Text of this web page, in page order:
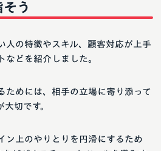
う
人の特徴やスキル、顧客対応が上手
などを紹介しました。
ためには、相手の立場に寄り添って
切です。
ン上のやりとりを円滑にするため